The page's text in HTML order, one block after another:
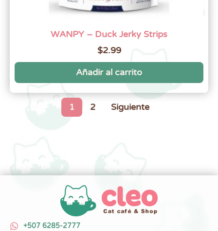
WANPY – Duck Jerky Strips
$2.99
Añadir al carrito
1 2 Siguiente
+507 6285-2777